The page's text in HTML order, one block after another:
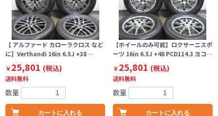
【 アルファード カローラクロス など
に】Verthandi 16in 6.5J +38 …
￥25,801 (税込)
送料無料
数量
カートに入れる
【ホイールのみ可能】ロクサーニスポ
ーツ 16in 6.5J +48 PCD114.3 ヨコ…
￥25,801 (税込)
送料無料
数量
カートに入れる